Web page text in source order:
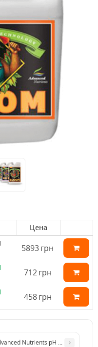
Цена
5893грн
712 грн
458 грн
(4L) Nutrients pH Perfect Bloom